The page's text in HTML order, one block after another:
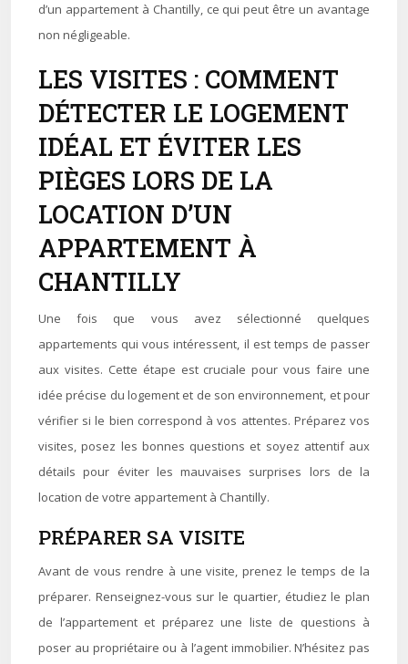
d’un appartement à Chantilly, ce qui peut être un avantage
non négligeable.
LES VISITES : COMMENT
DÉTECTER LE LOGEMENT
IDÉAL ET ÉVITER LES
PIÈGES LORS DE LA
LOCATION D’UN
APPARTEMENT À
CHANTILLY
Une fois que vous avez sélectionné quelques
appartements qui vous intéressent, il est temps de passer
aux visites. Cette étape est cruciale pour vous faire une
idée précise du logement et de son environnement, et pour
vérifier si le bien correspond à vos attentes. Préparez vos
visites, posez les bonnes questions et soyez attentif aux
détails pour éviter les mauvaises surprises lors de la
location de votre appartement à Chantilly.
PRÉPARER SA VISITE
Avant de vous rendre à une visite, prenez le temps de la
préparer. Renseignez-vous sur le quartier, étudiez le plan
de l’appartement et préparez une liste de questions à
poser au propriétaire ou à l’agent immobilier. N’hésitez pas